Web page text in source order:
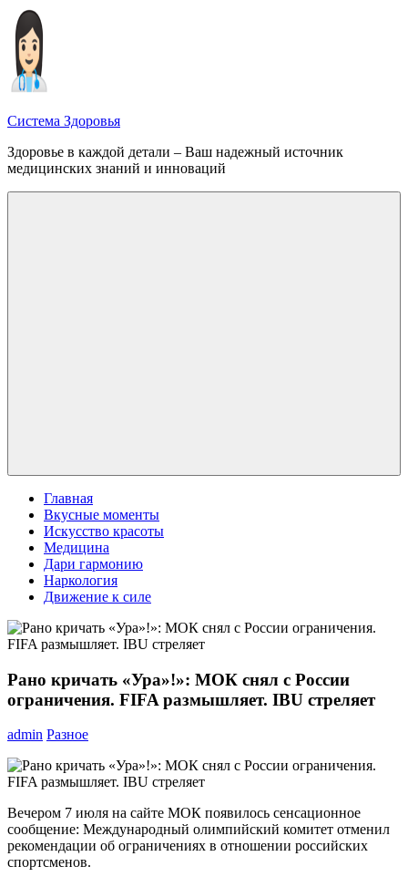
Перейти
содержимому
Система Здоровья
Здоровье в каждой детали – Ваш надежный источник
медицинских знаний и инноваций
Главная
Вкусные моменты
Искусство красоты
Медицина
Дари гармонию
Наркология
Движение к силе
Рано кричать «Ура»!»: МОК снял с России
ограничения. FIFA размышляет. IBU стреляет
admin Разное
Вечером 7 июля на сайте МОК появилось сенсационное
сообщение: Международный олимпийский комитет отменил
рекомендации об ограничениях в отношении российских
спортсменов.